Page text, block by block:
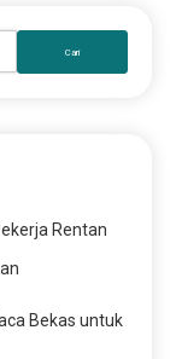
Rentan
Bekas untuk